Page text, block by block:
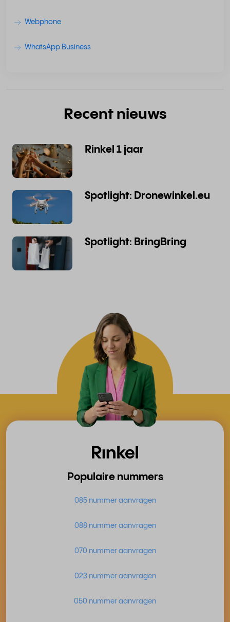
Webphone
WhatsApp Business
Recent nieuws
Rinkel 1 jaar
Spotlight: Dronewinkel.eu
Spotlight: BringBring
Populaire nummers
085 nummer aanvragen
088 nummer aanvragen
070 nummer aanvragen
023 nummer aanvragen
050 nummer aanvragen